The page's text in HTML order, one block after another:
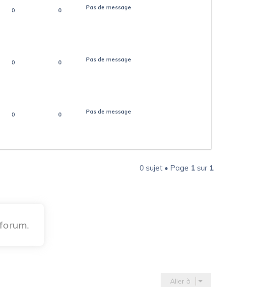
0 0 Pas de message
0 0 Pas de message
0 0 Pas de message
0 sujet • Page 1sur 1
Aller à